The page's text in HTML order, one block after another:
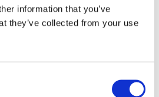
information that you’ve
they’ve collected from your use
€ 100